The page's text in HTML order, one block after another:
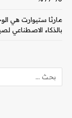
بالذكاء الاصطناعي